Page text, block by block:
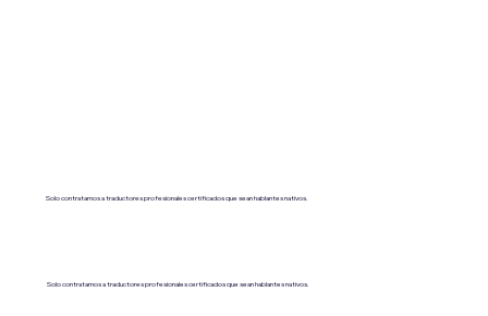
Solo contratamos a traductores profesionales certificados que sean hablantes nativos.
Solo contratamos a traductores profesionales certificados que sean hablantes nativos.